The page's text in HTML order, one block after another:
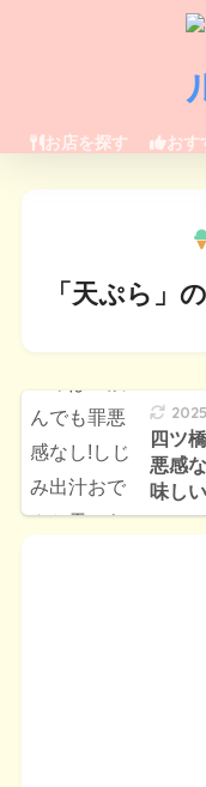
お店を探す おす
「天ぷら」
四ツ
悪感
味し